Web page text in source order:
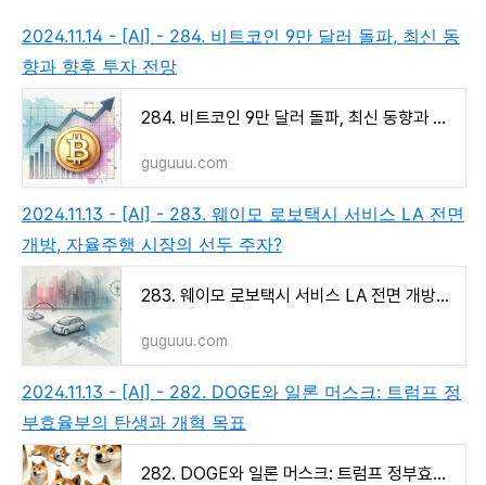
2024.11.14 - [AI] - 284. 비트코인 9만 달러 돌파, 최신 동
향과 향후 투자 전망
284. 비트코인 9만 달러 돌파, 최신 동향과 향후 투자 전망
guguuu.com
2024.11.13 - [AI] - 283. 웨이모 로보택시 서비스 LA 전면
개방, 자율주행 시장의 선두 주자?
283. 웨이모 로보택시 서비스 LA 전면 개방, 자율주행 시장의 선두 주자?
guguuu.com
2024.11.13 - [AI] - 282. DOGE와 일론 머스크: 트럼프 정
부효율부의 탄생과 개혁 목표
282. DOGE와 일론 머스크: 트럼프 정부효율부의 탄생과 개혁 목표